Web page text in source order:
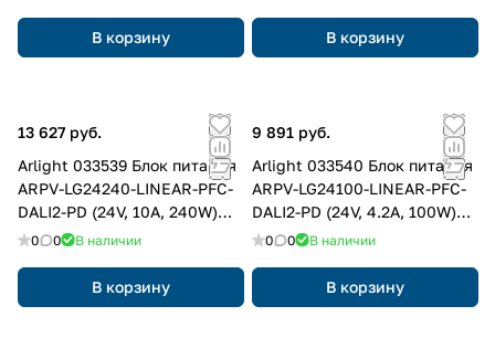
В корзину В корзину
13 627 руб.
Arlight 033539 Блок питания
ARPV-LG24240-LINEAR-PFC-
DALI2-PD (24V, 10A, 240W)
(Arlight, IP67 Металл, 5 лет)
0 0 В наличии
В корзину
9 891 руб.
Arlight 033540 Блок питания
ARPV-LG24100-LINEAR-PFC-
DALI2-PD (24V, 4.2A, 100W)
(Arlight, IP67 Металл, 5 лет)
0 0 В наличии
В корзину